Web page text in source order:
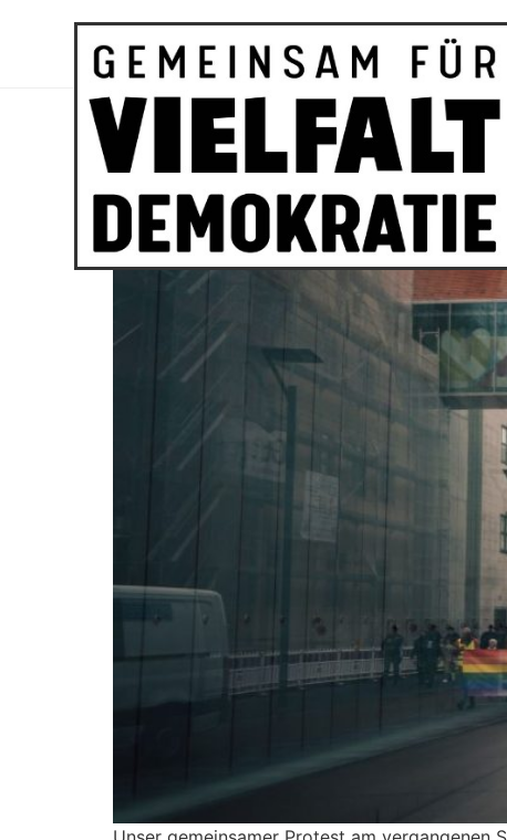
DEMOKRATIE ULM
Kategorie:News
Kurzdoku |
05.10.2024